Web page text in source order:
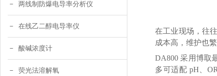
两线制防爆电导率分析仪
在线乙二醇电导率仪
酸碱浓度计
荧光法溶解氧
在工业现场，往
成本高，维护也
DA800 采用博取
多可适配 pH、